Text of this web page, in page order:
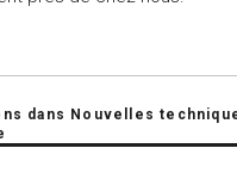
dans Nouvelles